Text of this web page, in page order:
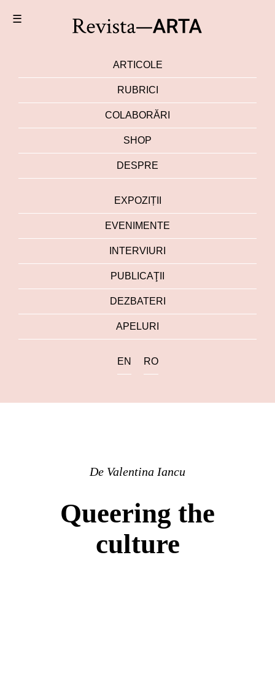
☰
ARTICOLE
RUBRICI
COLABORĂRI
SHOP
DESPRE
EXPOZIȚII
EVENIMENTE
INTERVIURI
PUBLICAŢII
DEZBATERI
APELURI
EN RO
De Valentina Iancu
Queering the
culture